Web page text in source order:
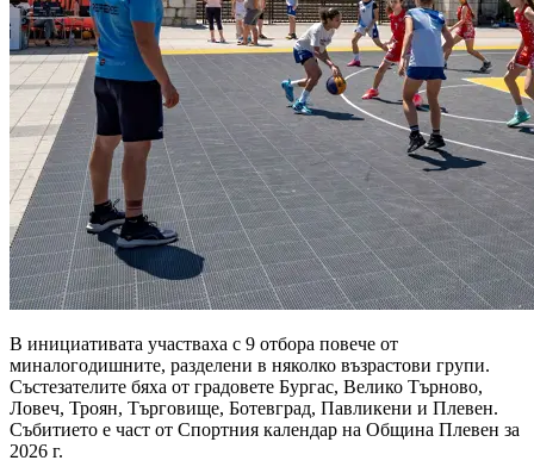
В инициативата участваха с 9 отбора повече от
миналогодишните, разделени в няколко възрастови групи.
Състезателите бяха от градовете Бургас, Велико Търново,
Ловеч, Троян, Търговище, Ботевград, Павликени и Плевен.
Събитието е част от Спортния календар на Община Плевен за
2026 г.